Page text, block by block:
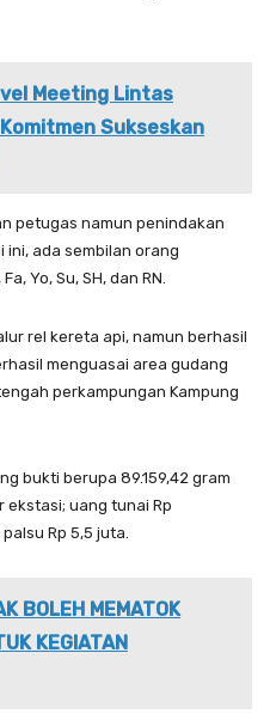
Meeting Lintas
Sukseskan
petugas namun penindakan
ada sembilan orang
Yo, Su, SH, dan RN.
rel kereta api, namun berhasil
menguasai area gudang
perkampungan Kampung
bukti berupa 89.159,42 gram
ekstasi; uang tunai Rp
Rp 5,5 juta.
BOLEH MEMATOK
KEGIATAN